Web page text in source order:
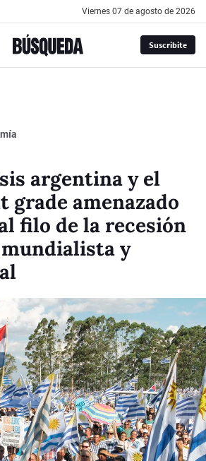
viernes 07 de agosto de 2026
Suscribite
argentina y el
grade amenazado
filo de la recesión
y